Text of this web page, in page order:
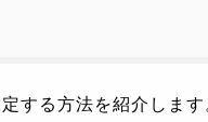
する方法を紹介します